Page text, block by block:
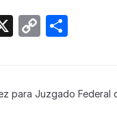
X
C
y e
para Juzgado Federal